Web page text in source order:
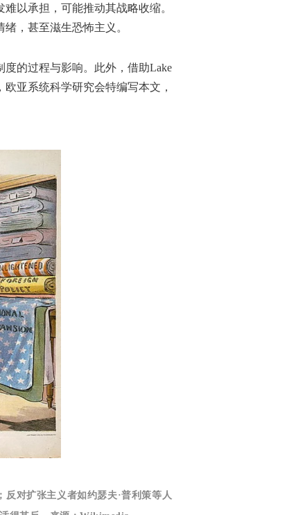
以承担，可能推动其战略收缩。
，甚至滋生恐怖主义。
的过程与影响。此外，借助Lake
亚系统科学研究会特编写本文，
对扩张主义者如约瑟夫·普利策等人